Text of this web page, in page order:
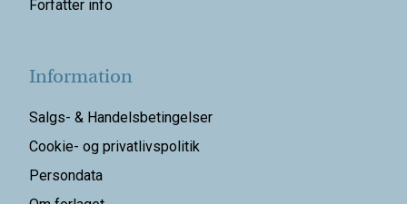
Forfatter info
Information
Salgs- & Handelsbetingelser
Cookie- og privatlivspolitik
Persondata